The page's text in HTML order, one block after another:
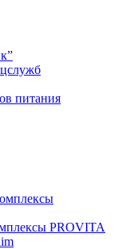
питания
PROVITA